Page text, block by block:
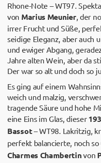
Rhone-Note – WT97.
von Marius Meunier, der
irrer Frucht und Süße,
seidige Eleganz, aber auch
und ewiger Abgang,
Jahre alten Wein, aber da
Der war so alt und doch so
Es ging auf einem
weich und malzig,
tragende Säure und hohe
eine Eins im Glas, dieser
Bassot– WT98. Lakritzig,
perfekt balancierte, noch
Charmes Chambertinvon